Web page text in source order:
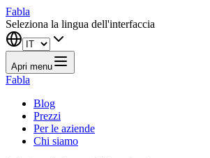
Fabla
Seleziona la lingua dell'interfaccia
Apri menu
Fabla
Blog
Prezzi
Per le aziende
Chi siamo